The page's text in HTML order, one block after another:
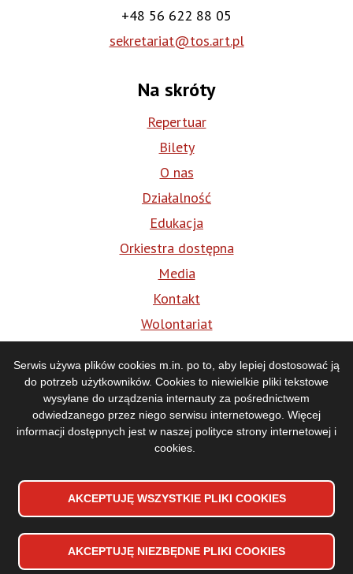
Serwis używa plików cookies m.in. po to, aby lepiej dostosować ją
do potrzeb użytkowników. Cookies to niewielkie pliki tekstowe
wysyłane do urządzenia internauty za pośrednictwem
odwiedzanego przez niego serwisu internetowego. Więcej
informacji dostępnych jest w naszej polityce strony internetowej i
cookies
AKCEPTUJĘ WSZYSTKIE PLIKI COOKIES
AKCEPTUJĘ NIEZBĘDNE PLIKI COOKIES
WYCOFAJ ZGODĘ NA PLIKI COOKIES
+48 56 622 88 05
sekretariat@tos.art.pl
Na skróty
Repertuar
Bilety
O nas
Działalność
Edukacja
Orkiestra dostępna
Media
Kontakt
Wolontariat
Media
Stopka
Deklaracja dostępności